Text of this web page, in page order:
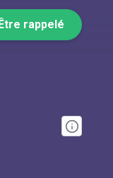
rappelé